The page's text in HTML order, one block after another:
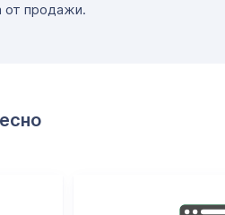
от продажи.